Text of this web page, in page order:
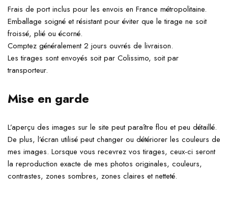
Frais de port inclus pour les envois en France métropolitaine.
Emballage soigné et résistant pour éviter que le tirage ne soit
froissé, plié ou écorné.
Comptez généralement 2 jours ouvrés de livraison.
Les tirages sont envoyés soit par Colissimo, soit par
transporteur.
Mise en garde
L’aperçu des images sur le site peut paraître flou et peu détaillé.
De plus, l’écran utilisé peut changer ou détériorer les couleurs de
mes images. Lorsque vous recevrez vos tirages, ceux-ci seront
la reproduction exacte de mes photos originales, couleurs,
contrastes, zones sombres, zones claires et netteté.